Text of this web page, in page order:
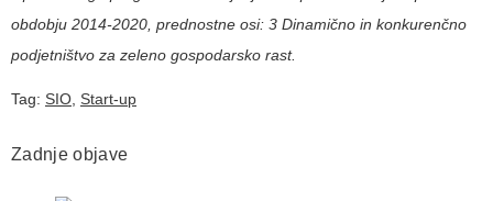
obdobju 2014-2020, prednostne osi: 3 Dinamično in konkurenčno
podjetništvo za zeleno gospodarsko rast.
Tag: SIO, Start-up
Zadnje objave